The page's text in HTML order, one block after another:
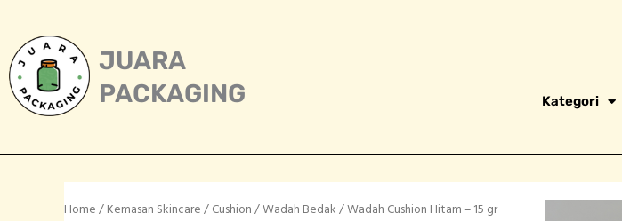
content
JUARA
PACKAGING
Kategori
Home/Kemasan Skincare/Cushion / Wadah Bedak/ Wadah Cushion Hitam – 15 gr